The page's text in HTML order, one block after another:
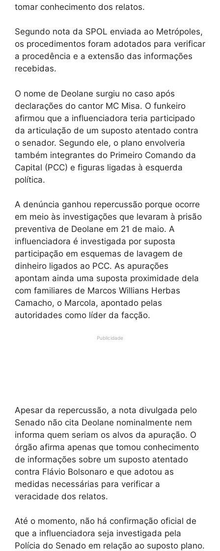
tomar conhecimento dos relatos.
Segundo nota da SPOL enviada ao Metrópoles,
os procedimentos foram adotados para verificar
a procedência e a extensão das informações
recebidas.
O nome de Deolane surgiu no caso após
declarações do cantor MC Misa. O funkeiro
afirmou que a influenciadora teria participado
da articulação de um suposto atentado contra
o senador. Segundo ele, o plano envolveria
também integrantes do Primeiro Comando da
Capital (PCC) e figuras ligadas à esquerda
política.
A denúncia ganhou repercussão porque ocorre
em meio às investigações que levaram à prisão
preventiva de Deolane em 21 de maio. A
influenciadora é investigada por suposta
participação em esquemas de lavagem de
dinheiro ligados ao PCC. As apurações
apontam ainda uma suposta proximidade dela
com familiares de Marcos Willians Herbas
Camacho, o Marcola, apontado pelas
autoridades como líder da facção.
Publicidade
Apesar da repercussão, a nota divulgada pelo
Senado não cita Deolane nominalmente nem
informa quem seriam os alvos da apuração. O
órgão afirma apenas que tomou conhecimento
de informações sobre um suposto atentado
contra Flávio Bolsonaro e que adotou as
medidas necessárias para verificar a
veracidade dos relatos.
Até o momento, não há confirmação oficial de
que a influenciadora seja investigada pela
Polícia do Senado em relação ao suposto plano.